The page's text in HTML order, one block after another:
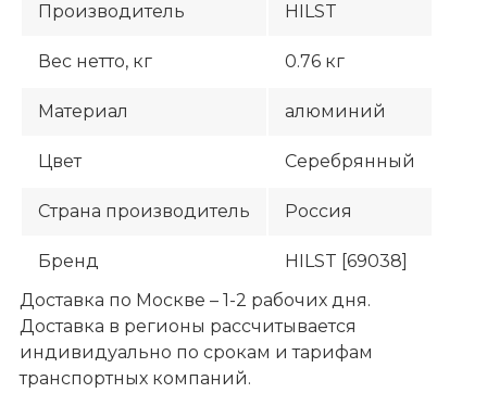
Производитель
HILST
Вес нетто, кг 0.76 кг
Материал алюминий
Цвет Серебрянный
Страна производитель Россия
Бренд
HILST [69038]
Доставка по Москве – 1-2 рабочих дня.
Доставка в регионы рассчитывается
индивидуально по срокам и тарифам
транспортных компаний.